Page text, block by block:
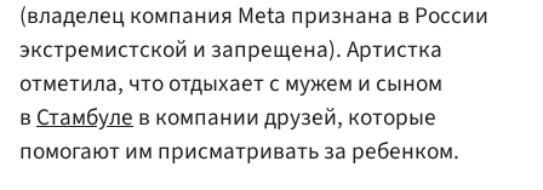
(владелец компания Meta признана в России
экстремистской и запрещена). Артистка
отметила, что отдыхает с мужем и сыном
вСтамбулев компании друзей, которые
помогают им присматривать за ребенком.